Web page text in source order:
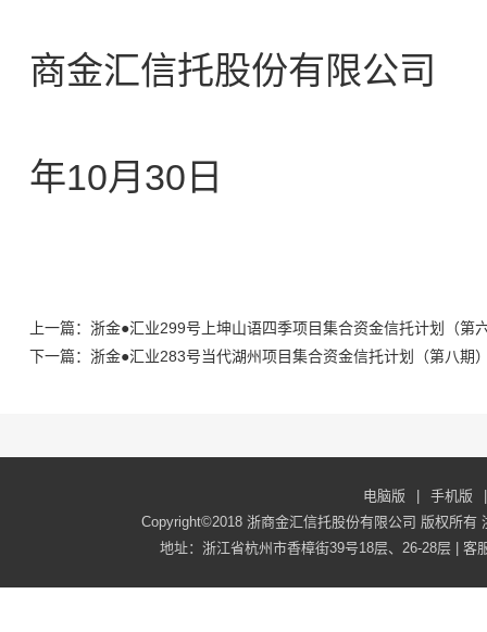
商金汇信托股份有限公司
年10月30日
上一篇：浙金●汇业299号上坤山语四季项目集合资金信托计划（第
下一篇：浙金●汇业283号当代湖州项目集合资金信托计划（第八期
电脑版 手机版
Copyright©2018 浙商金汇信托股份有限公司 版权所有
地址：浙江省杭州市香樟街39号18层、26-28层 |